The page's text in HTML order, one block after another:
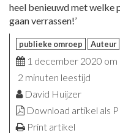
heel benieuwd met welke
gaan verrassen!’
publieke omroep Auteur
1 december 2020 om
2 minuten leestijd
David Huijzer
Download artikel als
Print artikel